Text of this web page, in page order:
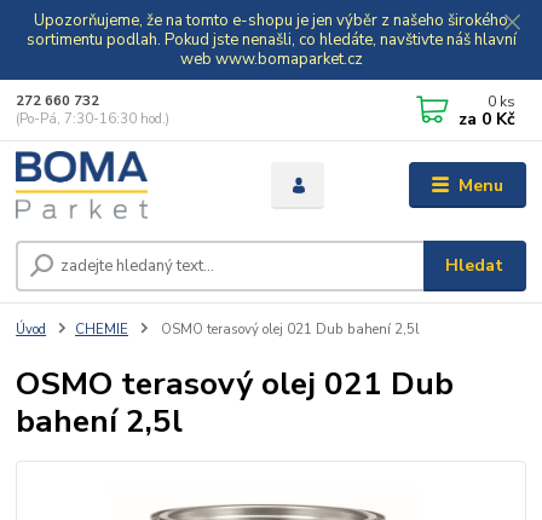
Upozorňujeme, že na tomto e-shopu je jen výběr z našeho širokého
sortimentu podlah. Pokud jste nenašli, co hledáte, navštivte náš hlavní
web www.bomaparket.cz
Menu
Hledat
272 660 732
(Po-Pá, 7:30-16:30 hod.)
0 ks
za 0 Kč
Úvod CHEMIE OSMO terasový olej 021 Dub bahení 2,5l
OSMO terasový olej 021 Dub
bahení 2,5l